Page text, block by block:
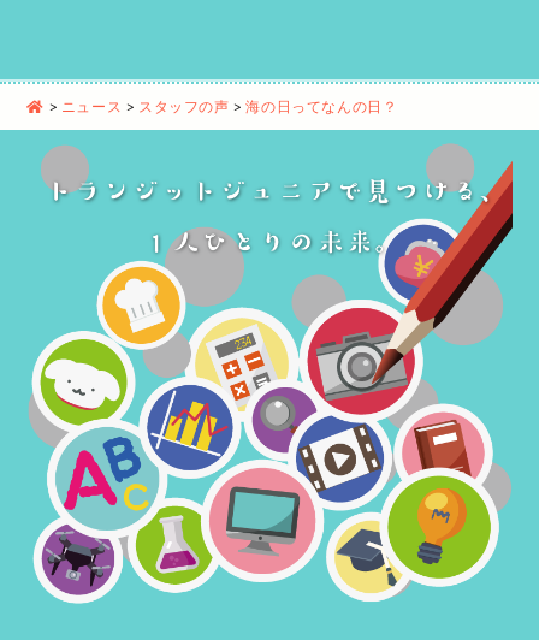
> ニュース > スタッフの声 >海の日ってなんの日？